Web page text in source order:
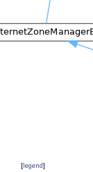
[legend]